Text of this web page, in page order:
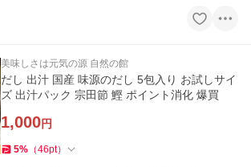
美味しさは元気の源 自然の館
だし 出汁 国産 味源のだし 5包入り お試しサイ
ズ 出汁パック 宗田節 鰹 ポイント消化 爆買
1,000円
5% （46pt）